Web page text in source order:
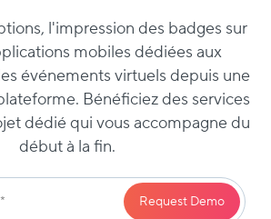
l'impression des badges sur
mobiles dédiées aux
événements virtuels depuis une
Bénéficiez des services
dédié qui vous accompagne du
début à la fin.